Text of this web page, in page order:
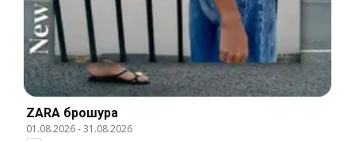
ZARA брошура
01.08.2026-31.08.2026